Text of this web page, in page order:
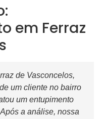
em Ferraz
de Vasconcelos,
um cliente no bairro
um entupimento
a análise, nossa